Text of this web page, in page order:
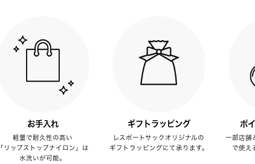
お手入れ
軽量で耐久性の高い
「リップストップナイロン」は
水洗いが可能。
ギフトラッピング
レスポートサックオリジナルの
ギフトラッピングにて承ります。
ポ
一部店舗
で使え